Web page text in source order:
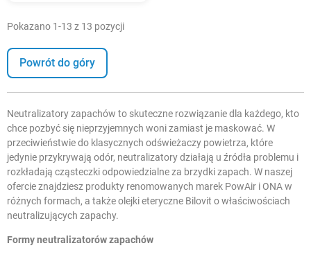
Pokazano 1-13 z 13 pozycji
Powrót do góry
Neutralizatory zapachów to skuteczne rozwiązanie dla każdego, kto
chce pozbyć się nieprzyjemnych woni zamiast je maskować. W
przeciwieństwie do klasycznych odświeżaczy powietrza, które
jedynie przykrywają odór, neutralizatory działają u źródła problemu i
rozkładają cząsteczki odpowiedzialne za brzydki zapach. W naszej
ofercie znajdziesz produkty renomowanych marek PowAir i ONA w
różnych formach, a także olejki eteryczne Bilovit o właściwościach
neutralizujących zapachy.
Formy neutralizatorów zapachów